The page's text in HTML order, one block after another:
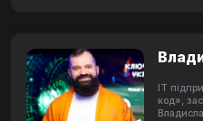
ІТ
код»,